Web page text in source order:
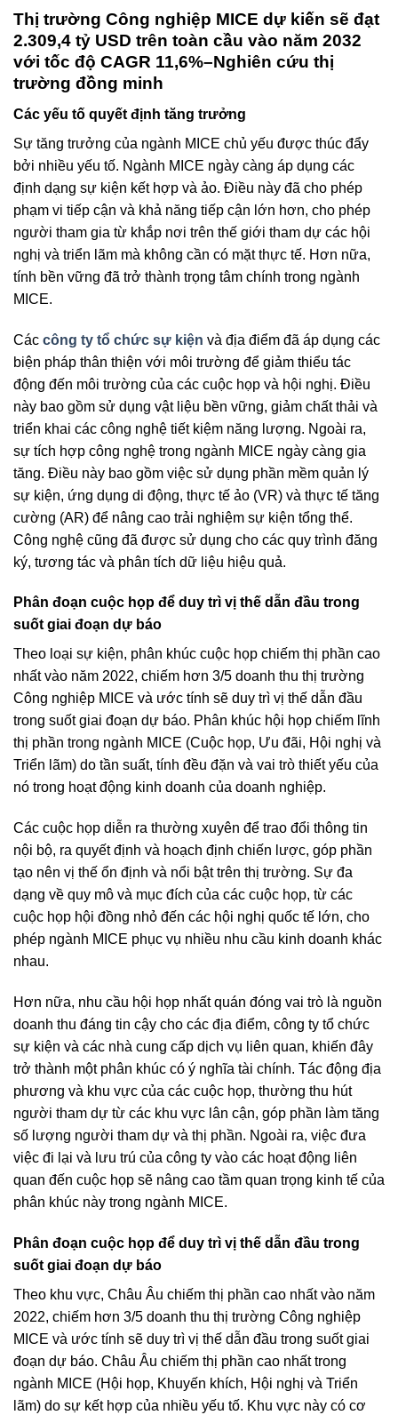
Thị trường Công nghiệp MICE dự kiến ​​sẽ đạt
2.309,4 tỷ USD trên toàn cầu vào năm 2032
với tốc độ CAGR 11,6%–Nghiên cứu thị
trường đồng minh
Các yếu tố quyết định tăng trưởng
Sự tăng trưởng của ngành MICE chủ yếu được thúc đẩy
bởi nhiều yếu tố. Ngành MICE ngày càng áp dụng các
định dạng sự kiện kết hợp và ảo. Điều này đã cho phép
phạm vi tiếp cận và khả năng tiếp cận lớn hơn, cho phép
người tham gia từ khắp nơi trên thế giới tham dự các hội
nghị và triển lãm mà không cần có mặt thực tế. Hơn nữa,
tính bền vững đã trở thành trọng tâm chính trong ngành
MICE.
Các công ty tổ chức sự kiện và địa điểm đã áp dụng các
biện pháp thân thiện với môi trường để giảm thiểu tác
động đến môi trường của các cuộc họp và hội nghị. Điều
này bao gồm sử dụng vật liệu bền vững, giảm chất thải và
triển khai các công nghệ tiết kiệm năng lượng. Ngoài ra,
sự tích hợp công nghệ trong ngành MICE ngày càng gia
tăng. Điều này bao gồm việc sử dụng phần mềm quản lý
sự kiện, ứng dụng di động, thực tế ảo (VR) và thực tế tăng
cường (AR) để nâng cao trải nghiệm sự kiện tổng thể.
Công nghệ cũng đã được sử dụng cho các quy trình đăng
ký, tương tác và phân tích dữ liệu hiệu quả.
Phân đoạn cuộc họp để duy trì vị thế dẫn đầu trong
suốt giai đoạn dự báo
Theo loại sự kiện, phân khúc cuộc họp chiếm thị phần cao
nhất vào năm 2022, chiếm hơn 3/5 doanh thu thị trường
Công nghiệp MICE và ước tính sẽ duy trì vị thế dẫn đầu
trong suốt giai đoạn dự báo. Phân khúc hội họp chiếm lĩnh
thị phần trong ngành MICE (Cuộc họp, Ưu đãi, Hội nghị và
Triển lãm) do tần suất, tính đều đặn và vai trò thiết yếu của
nó trong hoạt động kinh doanh của doanh nghiệp.
Các cuộc họp diễn ra thường xuyên để trao đổi thông tin
nội bộ, ra quyết định và hoạch định chiến lược, góp phần
tạo nên vị thế ổn định và nổi bật trên thị trường. Sự đa
dạng về quy mô và mục đích của các cuộc họp, từ các
cuộc họp hội đồng nhỏ đến các hội nghị quốc tế lớn, cho
phép ngành MICE phục vụ nhiều nhu cầu kinh doanh khác
nhau.
Hơn nữa, nhu cầu hội họp nhất quán đóng vai trò là nguồn
doanh thu đáng tin cậy cho các địa điểm, công ty tổ chức
sự kiện và các nhà cung cấp dịch vụ liên quan, khiến đây
trở thành một phân khúc có ý nghĩa tài chính. Tác động địa
phương và khu vực của các cuộc họp, thường thu hút
người tham dự từ các khu vực lân cận, góp phần làm tăng
số lượng người tham dự và thị phần. Ngoài ra, việc đưa
việc đi lại và lưu trú của công ty vào các hoạt động liên
quan đến cuộc họp sẽ nâng cao tầm quan trọng kinh tế của
phân khúc này trong ngành MICE.
Phân đoạn cuộc họp để duy trì vị thế dẫn đầu trong
suốt giai đoạn dự báo
Theo khu vực, Châu Âu chiếm thị phần cao nhất vào năm
2022, chiếm hơn 3/5 doanh thu thị trường Công nghiệp
MICE và ước tính sẽ duy trì vị thế dẫn đầu trong suốt giai
đoạn dự báo. Châu Âu chiếm thị phần cao nhất trong
ngành MICE (Hội họp, Khuyến khích, Hội nghị và Triển
lãm) do sự kết hợp của nhiều yếu tố. Khu vực này có cơ